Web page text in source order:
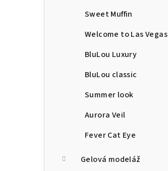
Sweet Muffin
Welcome to Las Vegas
BluLou Luxury
BluLou classic
Summer look
Aurora Veil
Fever Cat Eye
Gelová modeláž